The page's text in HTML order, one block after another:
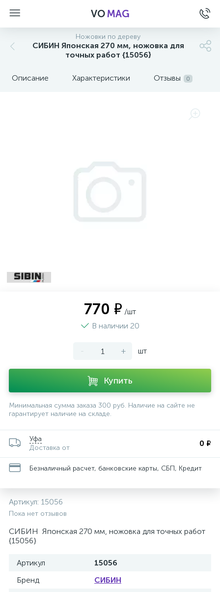
VOMAG
Ножовки по дереву
СИБИН Японская 270 мм, ножовка для
точных работ {15056}
Описание Характеристики Отзывы 0
770 ₽ /шт
В наличии 20
- + шт
Купить
Минимальная сумма заказа 300 руб. Наличие на сайте не
гарантирует наличие на складе.
Уфа
Доставка от
0 ₽
Безналичный расчет, банковские карты, СБП, Кредит
Артикул: 15056
Пока нет отзывов
СИБИН Японская 270 мм, ножовка для точных работ
{15056}
Артикул
15056
Бренд
СИБИН